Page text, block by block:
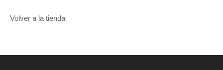
Volver a la tienda